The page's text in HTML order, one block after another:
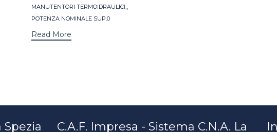
MANUTENTORI TERMOIDRAULICI;,
POTENZA NOMINALE SUP.0
Read More
C.A.F. Impresa - Sistema C.N.A. La